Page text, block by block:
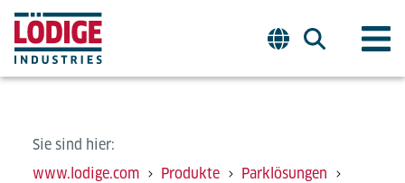
Sie sind hier:
www.lodige.com
Produkte
Parklösungen